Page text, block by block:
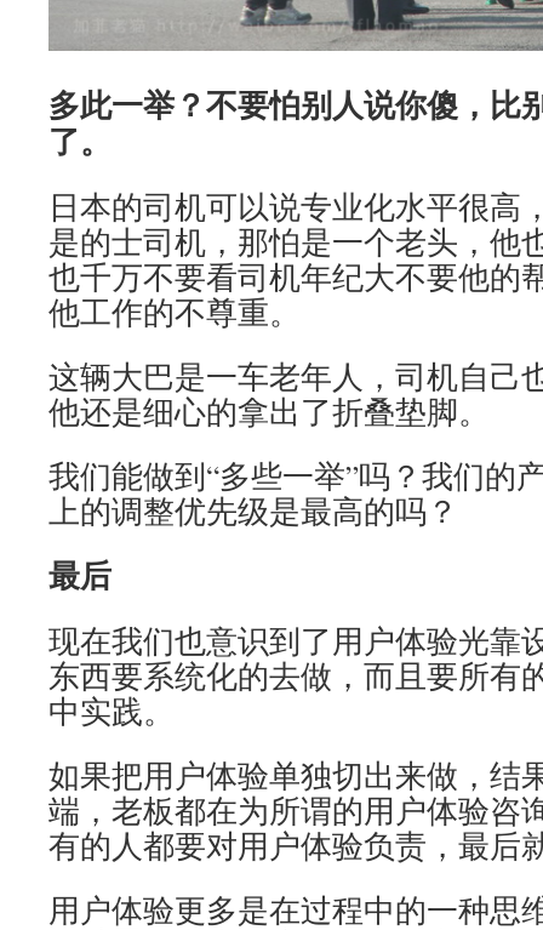
多此一举？不要怕别人说你傻，比
了。
日本的司机可以说专业化水平很高
是的士司机，那怕是一个老头，他
也千万不要看司机年纪大不要他的
他工作的不尊重。
这辆大巴是一车老年人，司机自己
他还是细心的拿出了折叠垫脚。
我们能做到“多些一举”吗？我们的
上的调整优先级是最高的吗？
最后
现在我们也意识到了用户体验光靠
东西要系统化的去做，而且要所有
中实践。
如果把用户体验单独切出来做，结
端，老板都在为所谓的用户体验咨
有的人都要对用户体验负责，最后
用户体验更多是在过程中的一种思